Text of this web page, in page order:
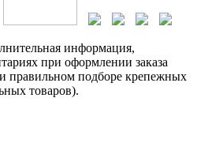
информация,
при оформлении заказа
правильном подборе крепежных
товаров).